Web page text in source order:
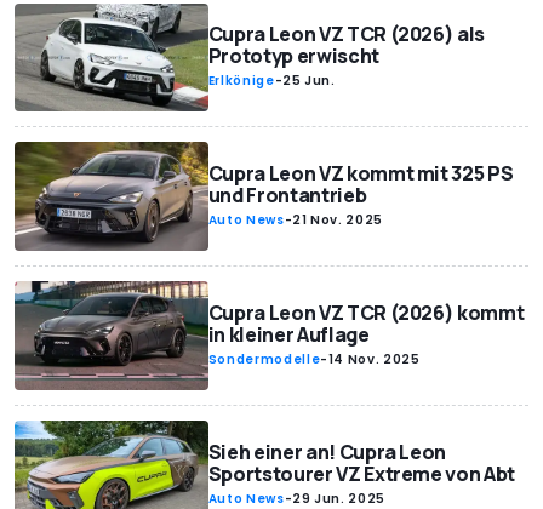
Cupra Leon VZ TCR (2026) als
Prototyp erwischt
Erlkönige-25 Jun.
Cupra Leon VZ kommt mit 325 PS
und Frontantrieb
Auto News-21 Nov. 2025
Cupra Leon VZ TCR (2026) kommt
in kleiner Auflage
Sondermodelle-14 Nov. 2025
Sieh einer an! Cupra Leon
Sportstourer VZ Extreme von Abt
Auto News-29 Jun. 2025